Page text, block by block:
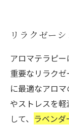
リラクゼー
アロマテラピ
重要なリラク
に最適なアロ
やストレスを
して、 ラベン